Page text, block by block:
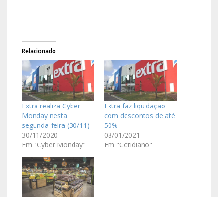
Relacionado
Extra realiza Cyber
Monday nesta
segunda-feira (30/11)
30/11/2020
Em "Cyber Monday"
Extra faz liquidação
com descontos de até
50%
08/01/2021
Em "Cotidiano"